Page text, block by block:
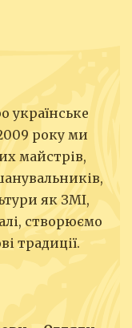
українське
року ми
майстрів,
як ЗМІ,
створюємо
традиції.